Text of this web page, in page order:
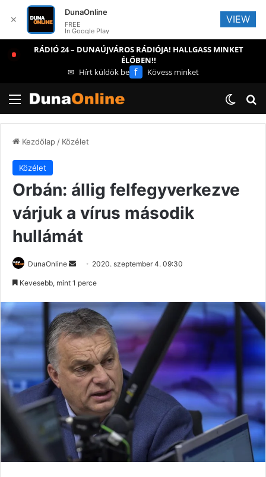
RÁDIÓ 24 – DUNAÚJVÁROS RÁDIÓJA! HALLGASS MINKET
ÉLŐBEN!!
✉ Hírt küldök be f Kövess minket
Menü
Kezdőlap/ Közélet
Közélet
Orbán: állig felfegyverkezve
várjuk a vírus második
hullámát
DunaOnline
Send 2020. szeptember 4. 09:30
Kevesebb, mint 1 perce
✕
DunaOnline
FREE
In Google Play
VIEW